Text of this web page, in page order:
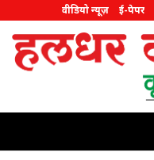
वीडियो न्यूज़ ई-पेपर